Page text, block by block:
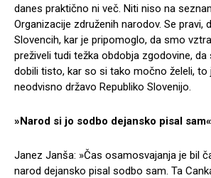
danes praktično ni več. Niti niso na
Organizacije združenih narodov. Se pravi,
Slovencih, kar je pripomoglo, da smo
preživeli tudi težka obdobja zgodovine,
dobili tisto, kar so si tako močno želeli,
neodvisno državo Republiko Slovenijo.
»Narod si jo sodbo dejansko pisal sam«
Janez Janša: »Čas osamosvajanja je bil
narod dejansko pisal sodbo sam. Ta